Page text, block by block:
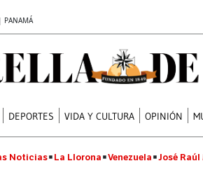
DEPORTES VIDA Y CULTURA OPINIÓN
Noticias La Llorona Venezuela José